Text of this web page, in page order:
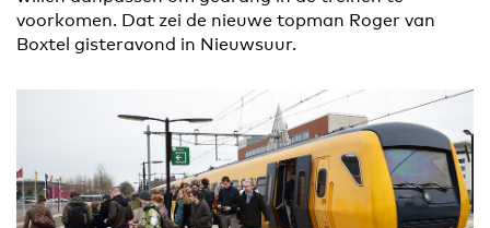
voorkomen. Dat zei de nieuwe topman Roger van
Boxtel gisteravond in Nieuwsuur.